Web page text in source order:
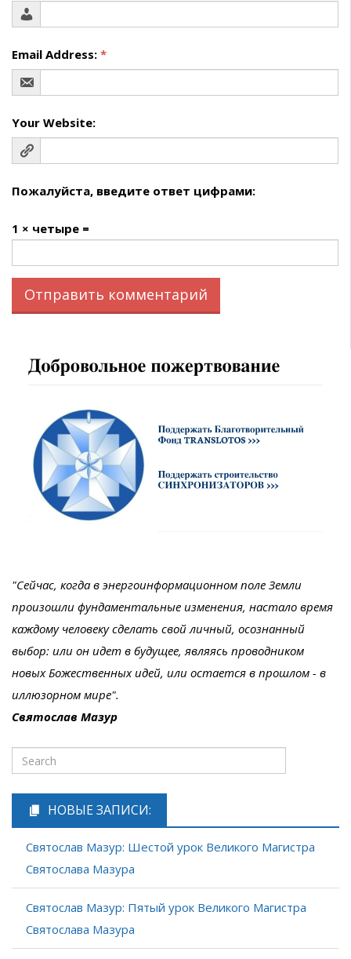
Email Address: *
Your Website:
Пожалуйста, введите ответ цифрами:
1 × четыре =
"Сейчас, когда в энергоинформационном поле Земли
произошли фундаментальные изменения, настало время
каждому человеку сделать свой личный, осознанный
выбор: или он идет в будущее, являясь проводником
новых Божественных идей, или остается в прошлом - в
иллюзорном мире".
Святослав Мазур
НОВЫЕ ЗАПИСИ:
Святослав Мазур: Шестой урок Великого Магистра
Святослава Мазура
Святослав Мазур: Пятый урок Великого Магистра
Святослава Мазура